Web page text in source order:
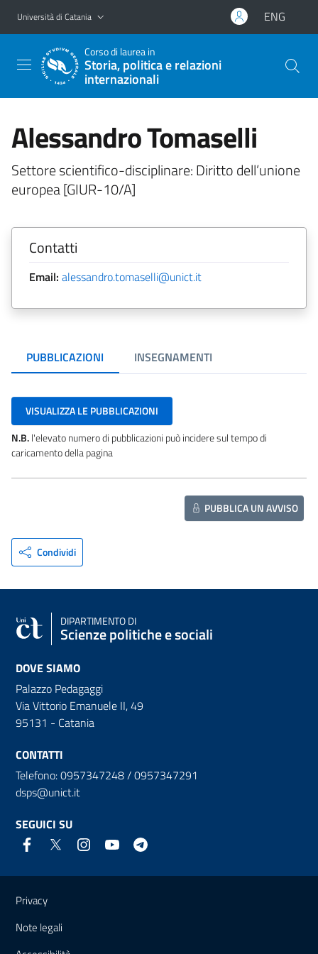
Vai al contenuto principale
Vai al menu di navigazione
Università di Catania ENG
Corso di laurea in
Storia, politica e relazioni
internazionali
Alessandro Tomaselli
Settore scientifico-disciplinare: Diritto dell’unione
europea [GIUR-10/A]
Contatti
Email: alessandro.tomaselli@unict.it
PUBBLICAZIONI INSEGNAMENTI
VISUALIZZA LE PUBBLICAZIONI
N.B.l'elevato numero di pubblicazioni può incidere sul tempo di
caricamento della pagina
PUBBLICA UN AVVISO
Condividi
DIPARTIMENTO DI
Scienze politiche e sociali
DOVE SIAMO
Palazzo Pedagaggi
Via Vittorio Emanuele II, 49
95131 - Catania
CONTATTI
Telefono: 0957347248 / 0957347291
dsps@unict.it
SEGUICI SU
Link e informazioni utili
Privacy
Note legali